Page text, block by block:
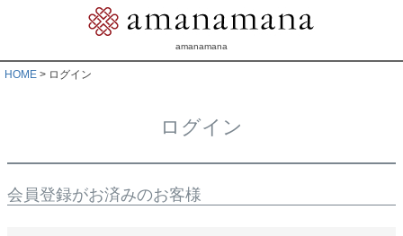
amanamana
HOME ログイン
ログイン
会員登録がお済みのお客様